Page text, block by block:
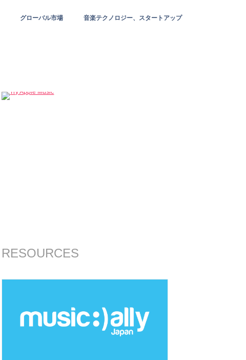
グローバル市場
音楽テクノロジー、スタートアップ
RESOURCES